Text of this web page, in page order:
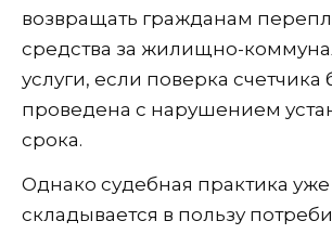
возвращать гражданам
средства за жилищно-
услуги, если поверка счетчика
проведена с нарушением
срока.
Однако судебная практика
складывается в пользу